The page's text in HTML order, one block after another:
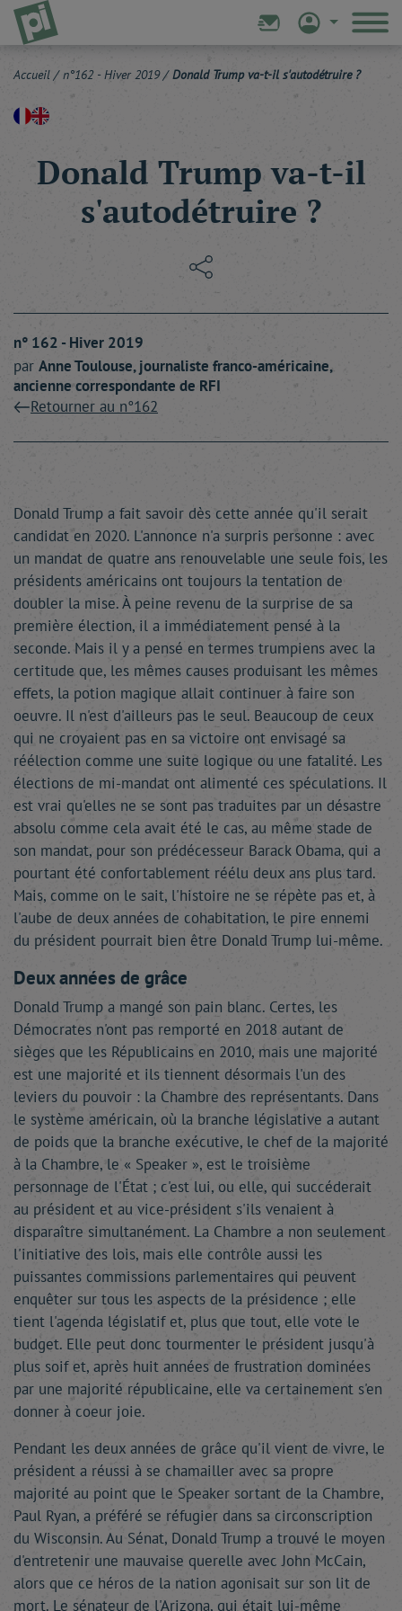
Accueil / n°162 - Hiver 2019/ Donald Trump va-t-il s'autodétruire ?
Donald Trump va-t-il
s'autodétruire ?
n° 162 - Hiver 2019
par AnneToulouse, journaliste franco-américaine,
ancienne correspondante de RFI
Retourner au n°162
Donald Trump a fait savoir dès cette année qu'il serait
candidat en 2020. L'annonce n'a surpris personne : avec
un mandat de quatre ans renouvelable une seule fois, les
présidents américains ont toujours la tentation de
doubler la mise. À peine revenu de la surprise de sa
première élection, il a immédiatement pensé à la
seconde. Mais il y a pensé en termes trumpiens avec la
certitude que, les mêmes causes produisant les mêmes
effets, la potion magique allait continuer à faire son
oeuvre. Il n'est d'ailleurs pas le seul. Beaucoup de ceux
qui ne croyaient pas en sa victoire ont envisagé sa
réélection comme une suite logique ou une fatalité. Les
élections de mi-mandat ont alimenté ces spéculations. Il
est vrai qu'elles ne se sont pas traduites par un désastre
absolu comme cela avait été le cas, au même stade de
son mandat, pour son prédécesseur Barack Obama, qui a
pourtant été confortablement réélu deux ans plus tard.
Mais, comme on le sait, l'histoire ne se répète pas et, à
l'aube de deux années de cohabitation, le pire ennemi
du président pourrait bien être Donald Trump lui-même.
Deux années de grâce
Donald Trump a mangé son pain blanc. Certes, les
Démocrates n'ont pas remporté en 2018 autant de
sièges que les Républicains en 2010, mais une majorité
est une majorité et ils tiennent désormais l'un des
leviers du pouvoir : la Chambre des représentants. Dans
le système américain, où la branche législative a autant
de poids que la branche exécutive, le chef de la majorité
à la Chambre, le « Speaker », est le troisième
personnage de l'État ; c'est lui, ou elle, qui succéderait
au président et au vice-président s'ils venaient à
disparaître simultanément. La Chambre a non seulement
l'initiative des lois, mais elle contrôle aussi les
puissantes commissions parlementaires qui peuvent
enquêter sur tous les aspects de la présidence ; elle
tient l'agenda législatif et, plus que tout, elle vote le
budget. Elle peut donc tourmenter le président jusqu'à
plus soif et, après huit années de frustration dominées
par une majorité républicaine, elle va certainement s'en
donner à coeur joie.
Pendant les deux années de grâce qu'il vient de vivre, le
président a réussi à se chamailler avec sa propre
majorité au point que le Speaker sortant de la Chambre,
Paul Ryan, a préféré se réfugier dans sa circonscription
du Wisconsin. Au Sénat, Donald Trump a trouvé le moyen
d'entretenir une mauvaise querelle avec John McCain,
alors que ce héros de la nation agonisait sur son lit de
mort. Le sénateur de l'Arizona, qui était lui-même